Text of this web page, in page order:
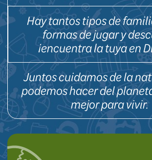
Hay tantos tipos de
formas de jugar y
¡encuentra la tuya en
Juntos cuidamos de la
podemos hacer del
mejor para vivir.